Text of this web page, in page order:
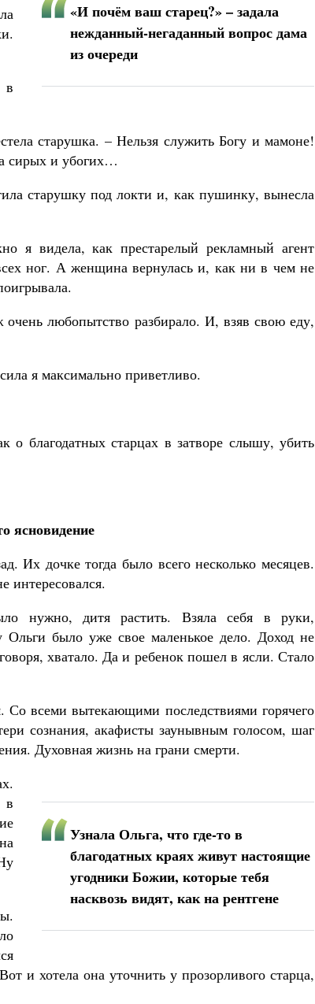
«И почём ваш старец?» – задала
нежданный-негаданный вопрос дама
из очереди
в
старушка. – Нельзя служить Богу и мамоне!
сирых и убогих…
старушку под локти и, как пушинку, вынесла
видела, как престарелый рекламный агент
ног. А женщина вернулась и, как ни в чем не
любопытство разбирало. И, взяв свою еду,
я максимально приветливо.
о благодатных старцах в затворе слышу, убить
ясновидение
Их дочке тогда было всего несколько месяцев.
интересовался.
нужно, дитя растить. Взяла себя в руки,
было уже свое маленькое дело. Доход не
хватало. Да и ребенок пошел в ясли. Стало
Со всеми вытекающими последствиями горячего
сознания, акафисты заунывным голосом, шаг
Духовная жизнь на грани смерти.
Узнала Ольга, что где-то в
благодатных краях живут настоящие
угодники Божии, которые тебя
насквозь видят, как на рентгене
в
и хотела она уточнить у прозорливого старца,